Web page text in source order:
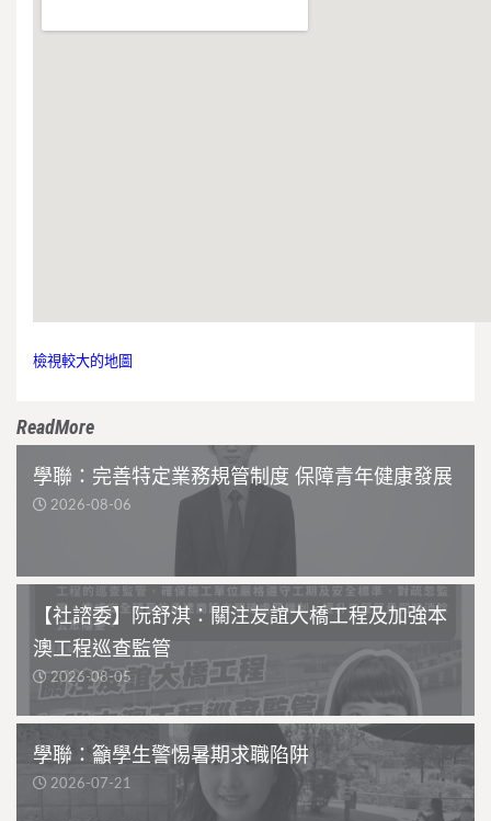
檢視較大的地圖
ReadMore
學聯：完善特定業務規管制度 保障青年健康發展
2026-08-06
【社諮委】阮舒淇：關注友誼大橋工程及加強本
澳工程巡查監管
2026-08-05
學聯：籲學生警惕暑期求職陷阱
2026-07-21